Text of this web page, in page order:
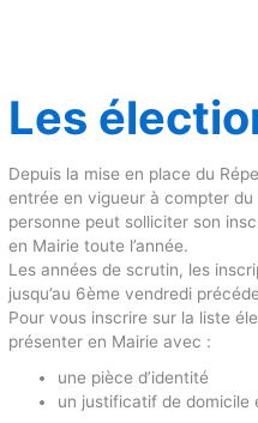
Les
Depuis la mise en place du
entrée en vigueur à compter
personne peut solliciter son
en Mairie toute l’année.
Les années de scrutin, les
jusqu’au 6ème vendredi
Pour vous inscrire sur la liste
présenter en Mairie avec :
une pièce d’identité
un justificatif de domicile